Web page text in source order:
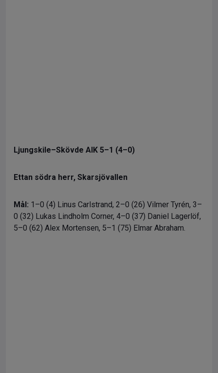
Ljungskile–Skövde AIK 5–1 (4–0)
Ettan södra herr, Skarsjövallen
Mål: 1–0 (4) Linus Carlstrand, 2–0 (26) Vilmer Tyrén, 3–
0 (32) Lukas Lindholm Corner, 4–0 (37) Daniel Lagerlöf,
5–0 (62) Alex Mortensen, 5–1 (75) Elmar Abraham.